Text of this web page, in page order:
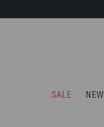
SALE NEW